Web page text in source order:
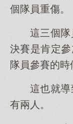
個隊員重傷。
這三個
決賽是肯定
隊員參賽的時
這也就
有兩人。